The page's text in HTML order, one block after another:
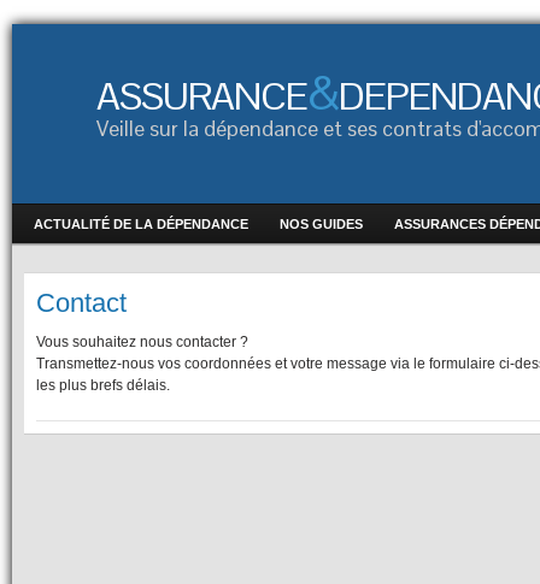
ASSURANCE&
Veille sur la dépendance et ses contrats
ACTUALITÉ DE LA DÉPENDANCE NOS GUIDES ASSURANCES
Contact
Vous souhaitez nous contacter ?
Transmettez-nous vos coordonnées et votre message via le formulaire ci-
les plus brefs délais.